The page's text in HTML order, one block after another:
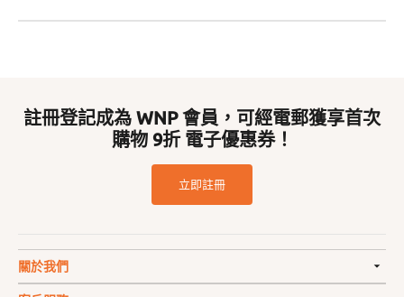
註冊登記成為 WNP 會員，可經電郵獲享首次
購物 9折 電子優惠券！
立即註冊
關於我們